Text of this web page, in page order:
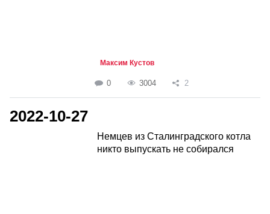
Максим Кустов
0 3004 2
2022-10-27
Немцев из Сталинградского котла
никто выпускать не собирался